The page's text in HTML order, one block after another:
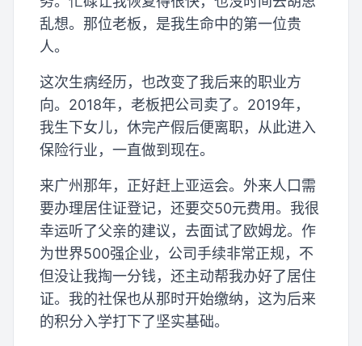
乱想。那位老板，是我生命中的第一位贵
人。
这次生病经历，也改变了我后来的职业方
向。2018年，老板把公司卖了。2019年，
我生下女儿，休完产假后便离职，从此进入
保险行业，一直做到现在。
来广州那年，正好赶上亚运会。外来人口需
要办理居住证登记，还要交50元费用。我很
幸运听了父亲的建议，去面试了欧姆龙。作
为世界500强企业，公司手续非常正规，不
但没让我掏一分钱，还主动帮我办好了居住
证。我的社保也从那时开始缴纳，这为后来
的积分入学打下了坚实基础。